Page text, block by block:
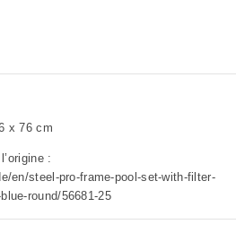
x 76 cm
:
en/steel-pro-frame-pool-set-with-filter-
round/56681-25